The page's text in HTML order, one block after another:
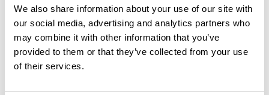
We also share information about your use of our site with
our social media, advertising and analytics partners who
may combine it with other information that you’ve
provided to them or that they’ve collected from your use
of their services.
Añadir una opinión
Resumen